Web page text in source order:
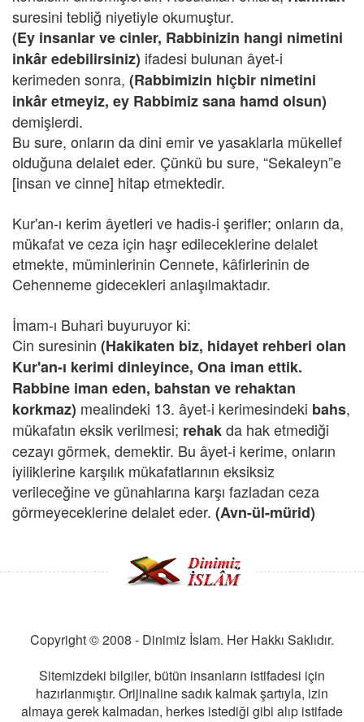
suresini tebliğ niyetiyle okumuştur.
(Ey insanlar ve cinler, Rabbinizin hangi nimetini
inkâr edebilirsiniz) ifadesi bulunan âyet-i
kerimeden sonra, (Rabbimizin hiçbir nimetini
inkâr etmeyiz, ey Rabbimiz sana hamd olsun)
demişlerdi.
Bu sure, onların da dini emir ve yasaklarla mükellef
olduğuna delalet eder. Çünkü bu sure, “Sekaleyn”e
[insan ve cinne] hitap etmektedir.
Kur'an-ı kerim âyetleri ve hadis-i şerifler; onların da,
mükafat ve ceza için haşr edileceklerine delalet
etmekte, müminlerinin Cennete, kâfirlerinin de
Cehenneme gidecekleri anlaşılmaktadır.
İmam-ı Buhari buyuruyor ki:
Cin suresinin (Hakikaten biz, hidayet rehberi olan
Kur'an-ı kerimi dinleyince, Ona iman ettik.
Rabbine iman eden, bahstan ve rehaktan
korkmaz) mealindeki 13. âyet-i kerimesindeki bahs,
mükafatın eksik verilmesi; rehakda hak etmediği
cezayı görmek, demektir. Bu âyet-i kerime, onların
iyiliklerine karşılık mükafatlarının eksiksiz
verileceğine ve günahlarına karşı fazladan ceza
görmeyeceklerine delalet eder. (Avn-ül-mürid)
Copyright © 2008 - Dinimiz İslam. Her Hakkı Saklıdır.
Sitemizdeki bilgiler, bütün insanların istifadesi için
hazırlanmıştır. Orijinaline sadık kalmak şartıyla, izin
almaya gerek kalmadan, herkes istediği gibi alıp istifade